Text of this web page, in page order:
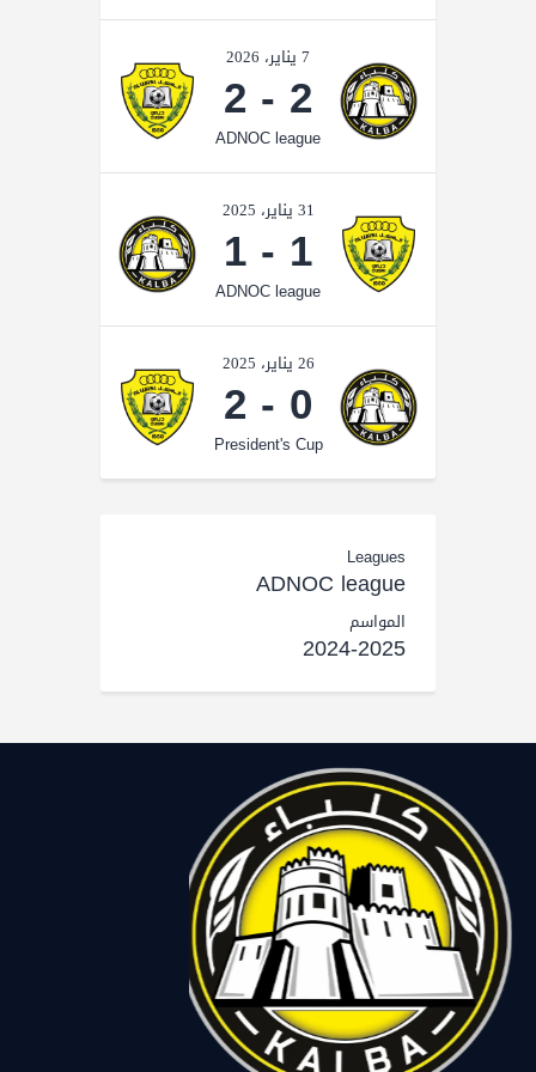
7 يناير، 2026
2
-
2
ADNOC league
31 يناير، 2025
1
-
1
ADNOC league
26 يناير، 2025
0
-
2
President's Cup
Leagues
ADNOC league
المواسم
2024-2025